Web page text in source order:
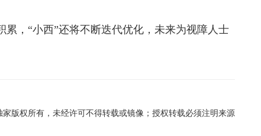
，“小西”还将不断迭代优化，未来为视障人士
版权所有，未经许可不得转载或镜像；授权转载必须注明来源